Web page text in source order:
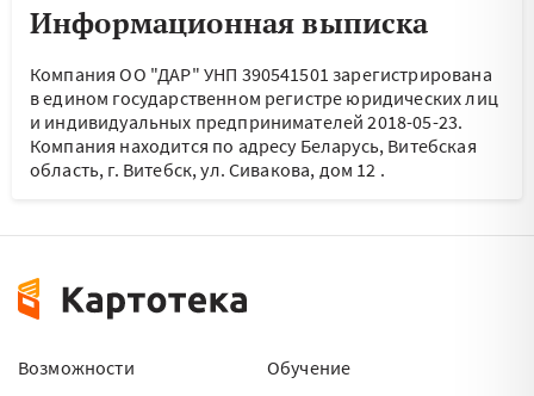
Информационная выписка
Компания ОО "ДАР" УНП 390541501 зарегистрирована
в едином государственном регистре юридических лиц
и индивидуальных предпринимателей 2018-05-23.
Компания находится по адресу Беларусь, Витебская
область, г. Витебск, ул. Сивакова, дом 12 .
Возможности
Обучение